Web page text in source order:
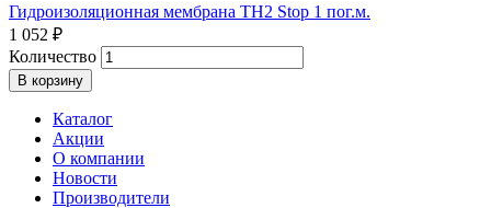
Гидроизоляционная мембрана TH2 Stop 1 пог.м.
1 052 ₽
Количество
Каталог
Акции
О компании
Новости
Производители